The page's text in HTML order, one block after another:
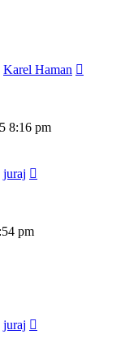
Karel Haman
8:16 pm
juraj
pm
juraj